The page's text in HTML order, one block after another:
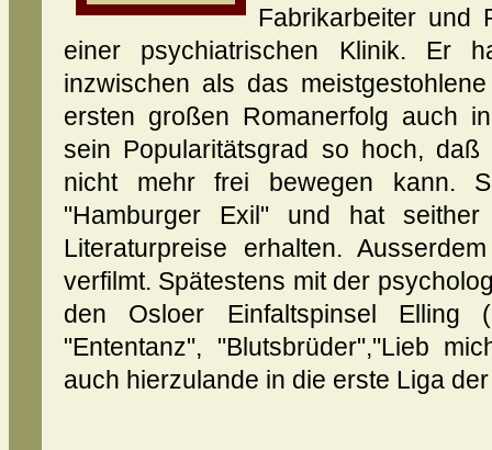
Fabrikarbeiter und
einer psychiatrischen Klinik. Er
inzwischen als das
ersten großen Romanerfolg auch
sein Popularitätsgrad so hoch,
nicht mehr frei bewegen kann.
"Hamburger Exil" und hat seither
Literaturpreise erhalten.
verfilmt. Spätestens mit der
den Osloer Einfaltspinsel Elling
"Ententanz", "Blutsbrüder","Lieb
auch hierzulande in die erste Liga